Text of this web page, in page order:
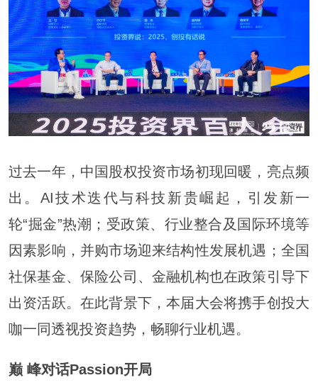
过去一年，中国股权投资市场初现回暖，亮点频
出。AI技术迭代与科技新贵崛起，引发新一
轮“掘金”热潮；受政策、行业整合及国际环境等
因素影响，并购市场迎来结构性发展机遇；全国
社保基金、保险公司、金融机构也在政策引导下
出资活跃。在此背景下，本届大会将携手创投大
咖一同透视投资趋势，畅聊行业机遇。
巅 峰对话Passion开局